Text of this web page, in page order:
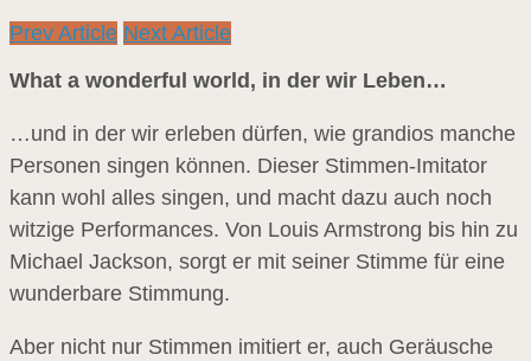
Prev Article Next Article
What a wonderful world, in der wir Leben…
…und in der wir erleben dürfen, wie grandios manche
Personen singen können. Dieser Stimmen-Imitator
kann wohl alles singen, und macht dazu auch noch
witzige Performances. Von Louis Armstrong bis hin zu
Michael Jackson, sorgt er mit seiner Stimme für eine
wunderbare Stimmung.
Aber nicht nur Stimmen imitiert er, auch Geräusche